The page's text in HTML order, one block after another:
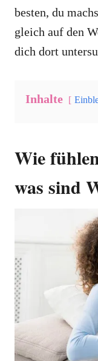
besten, du
gleich auf den
dich dort
Inhalte
Wie
was sind